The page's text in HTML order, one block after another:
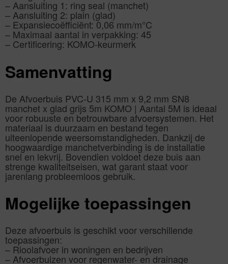
– Aansluiting 1: ring seal (manchet)
– Aansluiting 2: plain (glad)
– Expansiecoëfficiënt: 0,06 mm/m°C
– Maximaal aantal in verpakking: 45
– Certificering: KOMO-keurmerk
Samenvatting
De Afvoerbuis PVC-U 315 mm x 9,2 mm SN8
manchet x glad grijs 5m KOMO | Aantal 5M is ideaal
voor robuuste en betrouwbare afvoersystemen. Het
materiaal is duurzaam en bestand tegen
uiteenlopende weersomstandigheden. Dankzij de
hoogwaardige manchetverbinding is de installatie
snel en lekvrij. Bovendien voldoet deze buis aan
strenge kwaliteitseisen, wat garant staat voor
jarenlang probleemloos gebruik.
Mogelijke toepassingen
Deze afvoerbuis is geschikt voor verschillende
toepassingen:
– Rioolafvoer in woningen en bedrijven
– Afvoerbuizen voor regenwater- en drainage